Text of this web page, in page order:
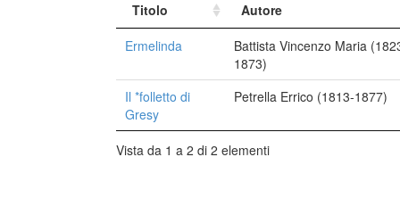
Titolo
Autore
Ermelinda
Battista Vincenzo Maria
1873)
Il *folletto di
Gresy
Petrella Errico (1813-1877)
Vista da 1 a 2 di 2 elementi